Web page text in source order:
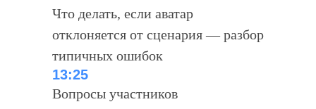
Что делать, если аватар
отклоняется от сценария — разбор
типичных ошибок
13:25
Вопросы участников